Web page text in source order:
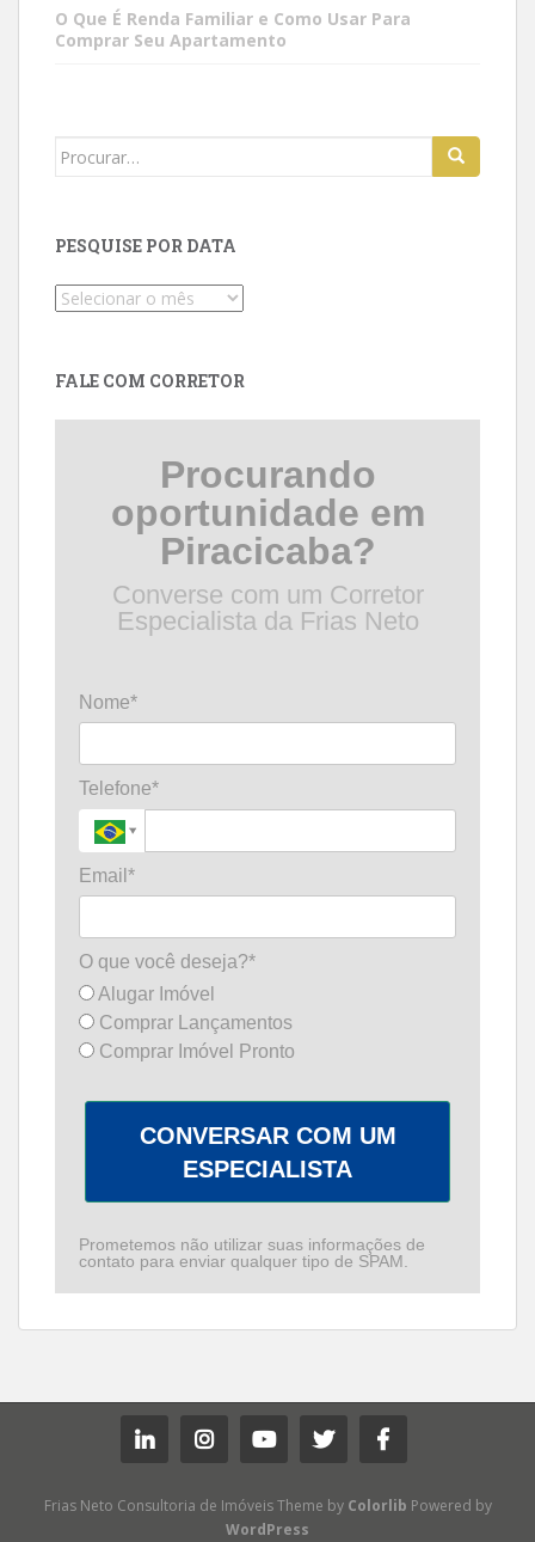
O Que É Renda Familiar e Como Usar Para
Comprar Seu Apartamento
Search
PESQUISE POR DATA
Pesquise
FALE COM CORRETOR
Procurando
oportunidade em
Piracicaba?
Converse com um Corretor
Especialista da Frias Neto
Nome*
Telefone*
Email*
O que você deseja?*
Alugar Imóvel
Comprar Lançamentos
Comprar Imóvel Pronto
CONVERSAR COM UM
ESPECIALISTA
Prometemos não utilizar suas informações de
contato para enviar qualquer tipo de SPAM.
Frias Neto Consultoria de Imóveis Theme by Colorlib Powered by
WordPress